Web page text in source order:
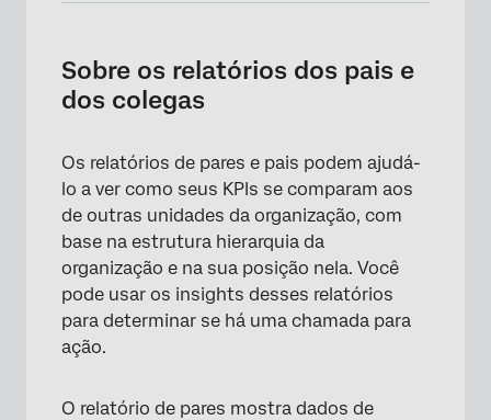
Configuração de um Dashboard para
relatórios de colegas e pais
Organização para relatórios de pares e de
Definição do tipo de personalização para o
relatório dos pais
Sobre os relatórios dos pais e
dos colegas
Os relatórios de pares e pais podem ajudá-
lo a ver como seus KPIs se comparam aos
de outras unidades da organização, com
base na estrutura hierarquia da
organização e na sua posição nela. Você
pode usar os insights desses relatórios
para determinar se há uma chamada para
ação.
O relatório de pares mostra dados de